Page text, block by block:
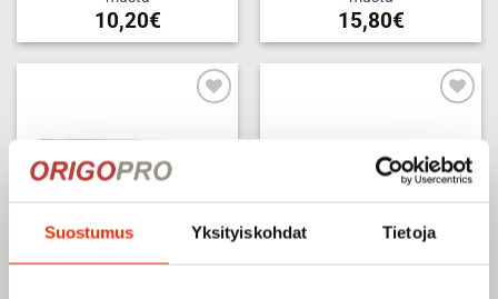
Suostumus Yksityiskohdat Tietoja
10,20€ 15,80€